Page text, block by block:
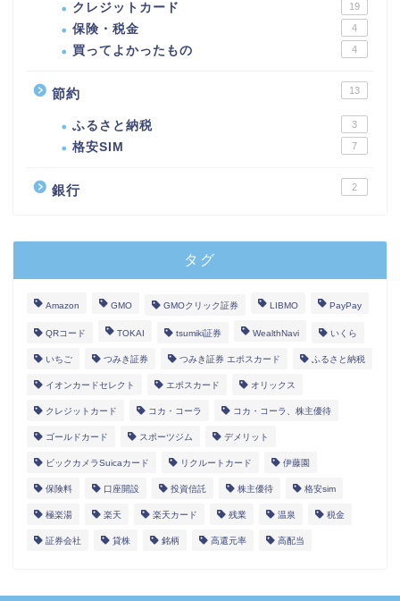
クレジットカード 19
保険・税金 4
買ってよかったもの 4
節約 13
ふるさと納税 3
格安SIM 7
銀行 2
タグ
Amazon GMO GMOクリック証券 LIBMO PayPay
QRコード TOKAI tsumiki証券 WealthNavi いくら
いちご つみき証券 つみき証券 エポスカード ふるさと納税
イオンカードセレクト エポスカード オリックス
クレジットカード コカ・コーラ コカ・コーラ、株主優待
ゴールドカード スポーツジム デメリット
ビックカメラSuicaカード リクルートカード 伊藤園
保険料 口座開設 投資信託 株主優待 格安sim
極楽湯 楽天 楽天カード 残業 温泉 税金
証券会社 貸株 銘柄 高還元率 高配当